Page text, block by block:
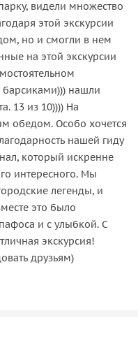
видели множество
этой экскурсии
но и смогли в нем
на этой экскурсии
барсиками))) нашли
13 из 10)))) На
обедом. Особо хочется
нашей гиду
который искренне
интересного. Мы
легенды, и
это было
и с улыбкой. С
экскурсия!
друзьям)